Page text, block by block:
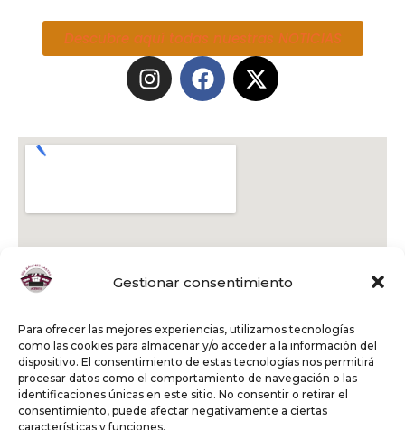
Gestionar consentimiento
Para ofrecer las mejores experiencias, utilizamos tecnologías
como las cookies para almacenar y/o acceder a la información del
dispositivo. El consentimiento de estas tecnologías nos permitirá
procesar datos como el comportamiento de navegación o las
identificaciones únicas en este sitio. No consentir o retirar el
consentimiento, puede afectar negativamente a ciertas
características y funciones.
Descubre aquí todas nuestras NOTICIAS